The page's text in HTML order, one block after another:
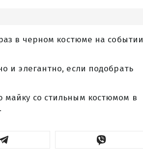
в черном костюме на событии
и элегантно, если подобрать
майку со стильным костюмом в